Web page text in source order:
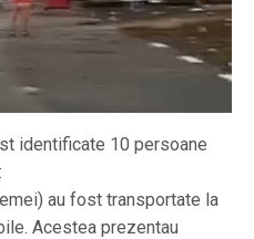
identificate 10 persoane
au fost transportate la
Acestea prezentau